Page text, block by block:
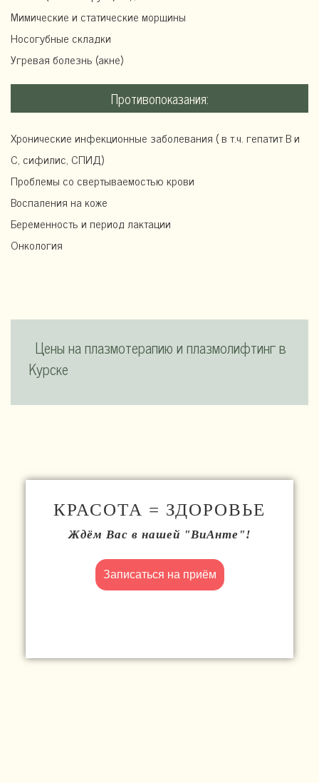
Мимические и статические морщины
Носогубные складки
Угревая болезнь (акне)
Противопоказания:
Хронические инфекционные заболевания ( в т.ч. гепатит В и
С, сифилис, СПИД)
Проблемы со свертываемостью крови
Воспаления на коже
Беременность и период лактации
Онкология
Цены на плазмотерапию и плазмолифтинг в
Курске
КРАСОТА = ЗДОРОВЬЕ
Ждём Вас в нашей "ВиАнте"!
Записаться на приём